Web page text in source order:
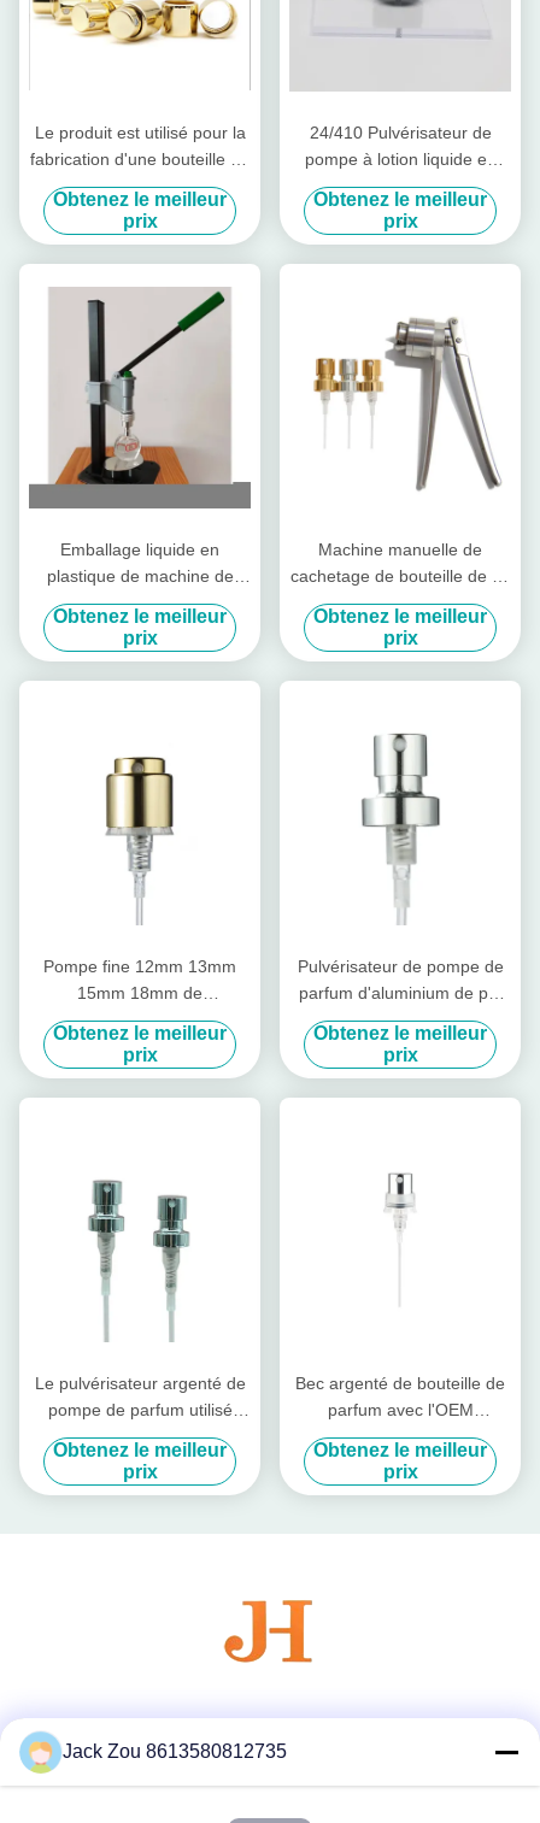
Le produit est utilisé pour la
fabrication d'une bouteille de
parfum.
Obtenez le meilleur
prix
24/410 Pulvérisateur de
pompe à lotion liquide en
plastique Bouteilles
Pulvérisateur de pompe à
lotion haut de gamme
Obtenez le meilleur
prix
Emballage liquide en
plastique de machine de
conditionnement de parfum
de machine de cachetage de
presse à mouler de
baïonnette du capsuleur
Obtenez le meilleur
prix
Machine manuelle de
cachetage de bouteille de jet
de parfum de machine de
Capping Clamp Capping de
capsuleur de bouteille de
Cilin
Obtenez le meilleur
prix
Pompe fine 12mm 13mm
15mm 18mm de
pulvérisateur de brume de
cuir embouti en aluminium
argenté fait sur commande
de parfum
Obtenez le meilleur
prix
Pulvérisateur de pompe de
parfum d'aluminium de pp,
pompe 0.075-0.08ml/T de
cuir embouti de parfum
Obtenez le meilleur
prix
Le pulvérisateur argenté de
pompe de parfum utilisé
peut tourner 360 degrés
Obtenez le meilleur
prix
Bec argenté de bouteille de
parfum avec l'OEM
manuel/ODM d'outil à sertir
Obtenez le meilleur
prix
Jack Zou 8613580812735